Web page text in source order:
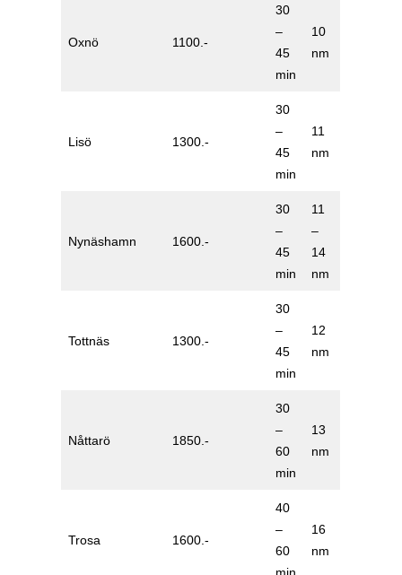
Oxnö 1100.-
30
–
45
min
10
nm
Lisö 1300.-
30
–
45
min
11
nm
Nynäshamn 1600.-
30
–
45
min
11
–
14
nm
Tottnäs 1300.-
30
–
45
min
12
nm
Nåttarö 1850.-
30
–
60
min
13
nm
Trosa 1600.-
40
–
60
16
nm